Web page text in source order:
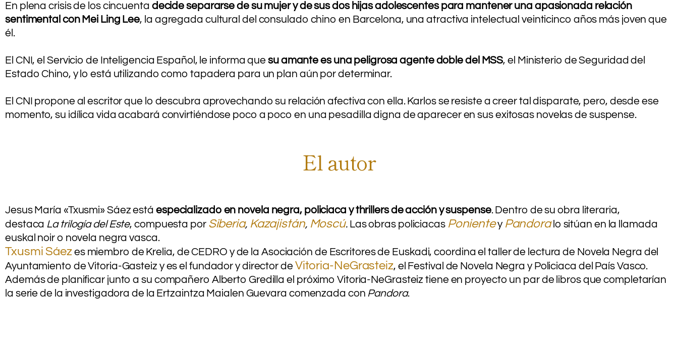
En plena crisis de los cincuenta decide separarse de su mujer y de sus dos hijas adolescentes para mantener una apasionada relación
sentimental con Mei Ling Lee, la agregada cultural del consulado chino en Barcelona, una atractiva intelectual veinticinco años más joven que
él.
El CNI, el Servicio de Inteligencia Español, le informa quesu amante es una peligrosa agente doble del MSS, el Ministerio de Seguridad del
Estado Chino, y lo está utilizando como tapadera para un plan aún por determinar.
El CNI propone al escritor que lo descubra aprovechando su relación afectiva con ella. Karlos se resiste a creer tal disparate, pero, desde ese
momento, su idílica vida acabará convirtiéndose poco a poco en una pesadilla digna de aparecer en sus exitosas novelas de suspense.
El autor
Jesus María «Txusmi» Sáez está especializado en novela negra, policiaca y thrillers de acción y suspense. Dentro de su obra literaria,
destaca La trilogía del Este, compuesta por Siberia, Kazajistán, Moscú.Las obras policiacas Ponientey Pandoralo sitúan en la llamada
euskal noir o novela negra vasca.
Txusmi Sáezes miembro de Krelia, de CEDRO y de la Asociación de Escritores de Euskadi, coordina el taller de lectura de Novela Negra del
Ayuntamiento de Vitoria-Gasteiz y es el fundador y director deVitoria-NeGrasteiz, el Festival de Novela Negra y Policiaca del País Vasco.
Además de planificar junto a su compañero Alberto Gredilla el próximo Vitoria-NeGrasteiz tiene en proyecto un par de libros que completarían
la serie de la investigadora de la Ertzaintza Maialen Guevara comenzada con Pandora.